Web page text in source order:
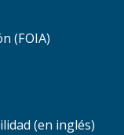
(FOIA)
(en inglés)